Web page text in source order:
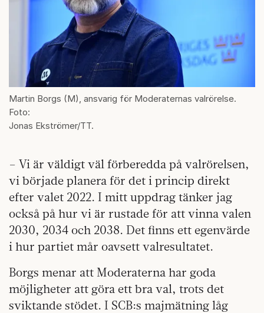
Martin Borgs (M), ansvarig för Moderaternas valrörelse.
Foto:
Jonas Ekströmer/TT.
– Vi är väldigt väl förberedda på valrörelsen,
vi började planera för det i princip direkt
efter valet 2022. I mitt uppdrag tänker jag
också på hur vi är rustade för att vinna valen
2030, 2034 och 2038. Det finns ett egenvärde
i hur partiet mår oavsett valresultatet.
Borgs menar att Moderaterna har goda
möjligheter att göra ett bra val, trots det
sviktande stödet. I SCB:s majmätning låg